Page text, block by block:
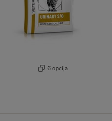
6 opcija